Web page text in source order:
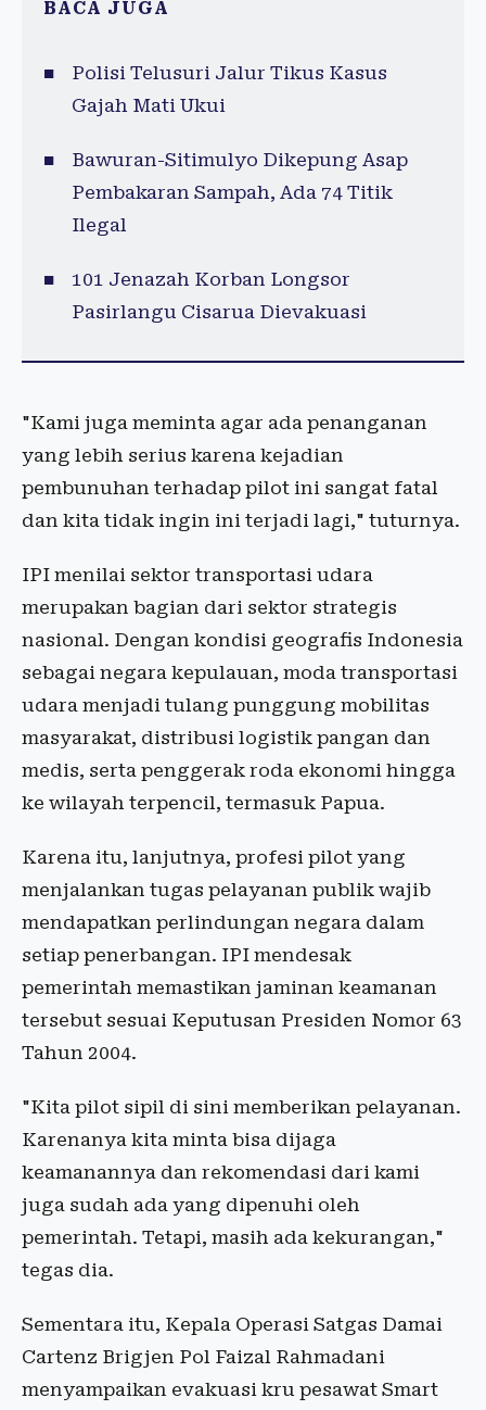
BACA JUGA
Polisi Telusuri Jalur Tikus Kasus
Gajah Mati Ukui
Bawuran-Sitimulyo Dikepung Asap
Pembakaran Sampah, Ada 74 Titik
Ilegal
101 Jenazah Korban Longsor
Pasirlangu Cisarua Dievakuasi
"Kami juga meminta agar ada penanganan
yang lebih serius karena kejadian
pembunuhan terhadap pilot ini sangat fatal
dan kita tidak ingin ini terjadi lagi," tuturnya.
IPI menilai sektor transportasi udara
merupakan bagian dari sektor strategis
nasional. Dengan kondisi geografis Indonesia
sebagai negara kepulauan, moda transportasi
udara menjadi tulang punggung mobilitas
masyarakat, distribusi logistik pangan dan
medis, serta penggerak roda ekonomi hingga
ke wilayah terpencil, termasuk Papua.
Karena itu, lanjutnya, profesi pilot yang
menjalankan tugas pelayanan publik wajib
mendapatkan perlindungan negara dalam
setiap penerbangan. IPI mendesak
pemerintah memastikan jaminan keamanan
tersebut sesuai Keputusan Presiden Nomor 63
Tahun 2004.
"Kita pilot sipil di sini memberikan pelayanan.
Karenanya kita minta bisa dijaga
keamanannya dan rekomendasi dari kami
juga sudah ada yang dipenuhi oleh
pemerintah. Tetapi, masih ada kekurangan,"
tegas dia.
Sementara itu, Kepala Operasi Satgas Damai
Cartenz Brigjen Pol Faizal Rahmadani
menyampaikan evakuasi kru pesawat Smart